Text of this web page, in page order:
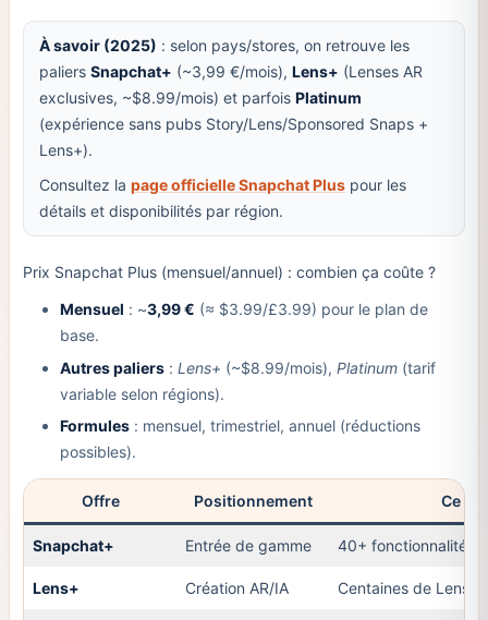
À savoir (2025) : selon pays/stores, on retrouve les
paliers Snapchat+ (~3,99 €/mois), Lens+ (Lenses AR
exclusives, ~$8.99/mois) et parfois Platinum
(expérience sans pubs Story/Lens/Sponsored Snaps +
Lens+).
Consultez la page officielle Snapchat Pluspour les
détails et disponibilités par région.
Prix Snapchat Plus (mensuel/annuel) : combien ça coûte ?
Mensuel : ~3,99 € (≈ $3.99/£3.99) pour le plan de
base.
Autres paliers: Lens+ (~$8.99/mois), Platinum(tarif
variable selon régions).
Formules: mensuel, trimestriel, annuel (réductions
possibles).
Offre Positionnement Ce
Snapchat+ Entrée de gamme 40+ fonctionnalités
Lens+ Création AR/IA Centaines de